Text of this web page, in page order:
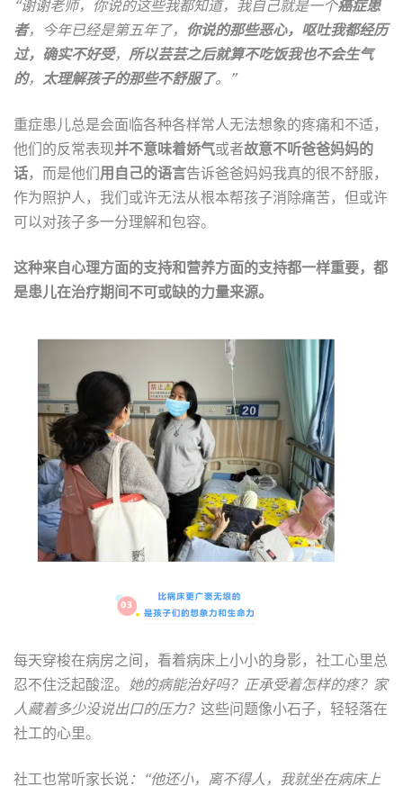
“谢谢老师，你说的这些我都知道，我自己就是一个癌症患
者，今年已经是第五年了， 你说的那些恶心，呕吐我都经历
过，确实不好受， 所以芸芸之后就算不吃饭我也不会生气
的， 太理解孩子的那些不舒服了。”
重症患儿总是会面临各种各样常人无法想象的疼痛和不适，
他们的反常表现并不意味着娇气或者故意不听爸爸妈妈的
话，而是他们用自己的语言告诉爸爸妈妈我真的很不舒服，
作为照护人，我们或许无法从根本帮孩子消除痛苦，但或许
可以对孩子多一分理解和包容。
这种来自心理方面的支持和营养方面的支持都一样重要，都
是患儿在治疗期间不可或缺的力量来源。
每天穿梭在病房之间，看着病床上小小的身影，社工心里总
忍不住泛起酸涩。 她的病能治好吗？正承受着怎样的疼？家
人藏着多少没说出口的压力？ 这些问题像小石子，轻轻落在
社工的心里。
社工也常听家长说 ：“他还小，离不得人，我就坐在病床上